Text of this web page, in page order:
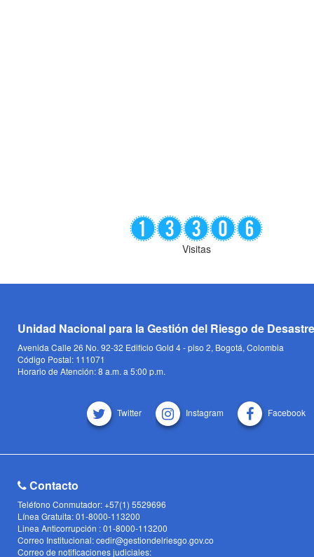
Visitas
Unidad Nacional para la Gestión del Riesgo de
Avenida Calle 26 No. 92-32 Edificio Gold 4 - piso 2, Bogotá, Colombia
Código Postal: 111071
Horario de Atención: 8 a.m. a 5:00 p.m.
Twitter Instagram Facebook
Contacto
Teléfono Conmutador: +57(1) 5529696
Línea Gratuita: 01-8000-113200
Linea Anticorrupción : 01-8000-113200
Correo Institucional: cedir@gestiondelriesgo.gov.co
Correo de notificaciones judiciales: